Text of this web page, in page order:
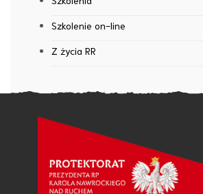
Szkolenie on-line
Z życia RR